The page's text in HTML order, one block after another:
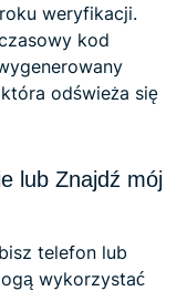
weryfikacji.
kod
odświeża się
lub Znajdź mój
telefon lub
wykorzystać